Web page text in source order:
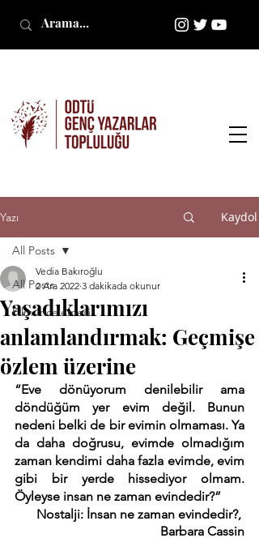
Yazı Kaydol
All Posts
Film İncelemesi
All Posts
Yaşadıklarımızı
anlamlandırmak: Geçmişe
özlem üzerine
Vedia Bakıroğlu
2 Ara 2022 3 dakikada okunur
“Eve dönüyorum denilebilir ama
döndüğüm yer evim değil. Bunun
nedeni belki de bir evimin olmaması. Ya
da daha doğrusu, evimde olmadığım
zaman kendimi daha fazla evimde, evim
gibi bir yerde hissediyor olmam.
Öyleyse insan ne zaman evindedir?”
Nostalji: İnsan ne zaman evindedir?,
Barbara Cassin